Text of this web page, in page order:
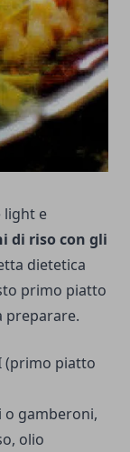
light e
di riso con gli
dietetica
primo piatto
preparare.
(primo piatto
o gamberoni,
olio